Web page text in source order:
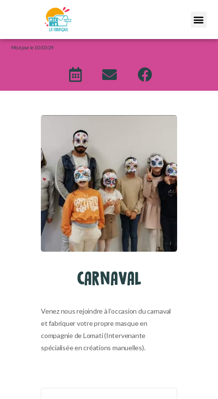
Misà jour le 10/10/24
CARNAVAL
Venez nous rejoindre à l’occasion du carnaval
et fabriquer votre propre masque en
compagnie de Lomati (Intervenante
spécialisée en créations manuelles).